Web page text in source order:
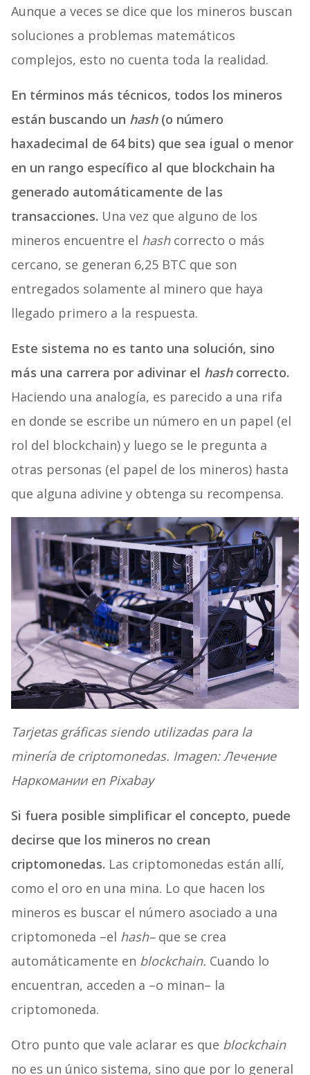
Aunque a veces se dice que los mineros buscan
soluciones a problemas matemáticos
complejos, esto no cuenta toda la realidad.
En términos más técnicos, todos los mineros
están buscando un hash (o número
haxadecimal de 64 bits) que sea igual o menor
en un rango específico al que blockchain ha
generado automáticamente de las
transacciones. Una vez que alguno de los
mineros encuentre el hashcorrecto o más
cercano, se generan 6,25 BTC que son
entregados solamente al minero que haya
llegado primero a la respuesta.
Este sistema no es tanto una solución, sino
más una carrera por adivinar el hash correcto.
Haciendo una analogía, es parecido a una rifa
en donde se escribe un número en un papel (el
rol del blockchain) y luego se le pregunta a
otras personas (el papel de los mineros) hasta
que alguna adivine y obtenga su recompensa.
Tarjetas gráficas siendo utilizadas para la
minería de criptomonedas. Imagen: Лечение
Наркомании en Pixabay
Si fuera posible simplificar el concepto, puede
decirse que los mineros no crean
criptomonedas. Las criptomonedas están allí,
como el oro en una mina. Lo que hacen los
mineros es buscar el número asociado a una
criptomoneda –el hash–que se crea
automáticamente en blockchain. Cuando lo
encuentran, acceden a –o minan– la
criptomoneda.
Otro punto que vale aclarar es que blockchain
no es un único sistema, sino que por lo general